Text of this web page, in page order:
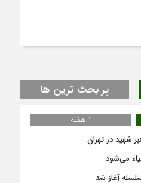
پر بحث ترین ها
1 هفته
شهید در تهران
آغاز شد